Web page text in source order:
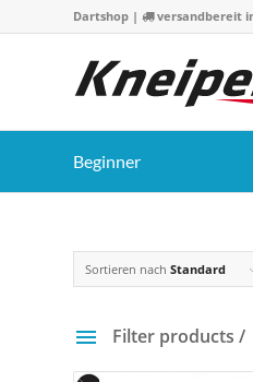
Dartshop | versandbereit
Beginner
Sortieren nach Standard
Filter products